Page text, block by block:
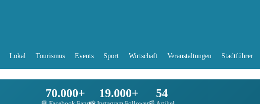
Lokal Tourismus Events Sport Wirtschaft Veranstaltungen Stadtführer
70.000+ 19.000+ 54